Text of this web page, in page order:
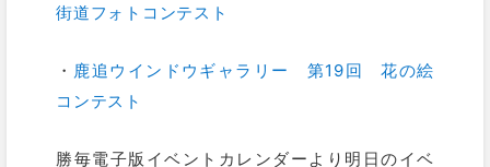
街道フォトコンテスト
・ 鹿追ウインドウギャラリー 第19回 花の絵
コンテスト
勝毎電子版イベントカレンダーより明日のイベ